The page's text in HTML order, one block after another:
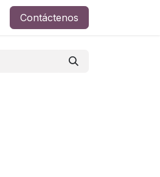
Contáctenos